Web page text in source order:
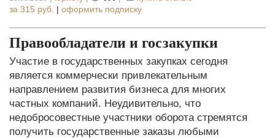
за 315 руб. | оформить подписку
Правообладатели и госзакупки
Участие в государственных закупках сегодня
является коммерчески привлекательным
направлением развития бизнеса для многих
частных компаний. Неудивительно, что
недобросовестные участники оборота стремятся
получить государственные заказы любыми